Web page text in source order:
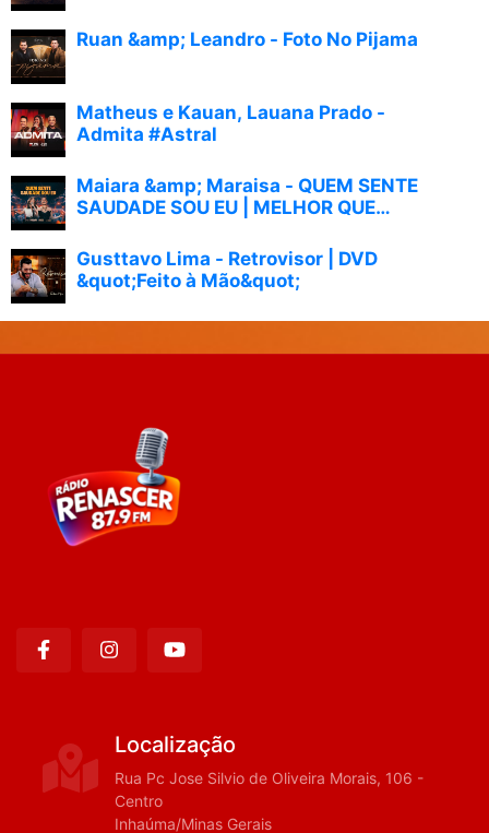
Ruan &amp; Leandro - Foto No Pijama
Matheus e Kauan, Lauana Prado -
Admita #Astral
Maiara &amp; Maraisa - QUEM SENTE
SAUDADE SOU EU | MELHOR QUE
Gusttavo Lima - Retrovisor | DVD
&quot;Feito à Mão&quot;
Localização
Rua Pc Jose Silvio de Oliveira Morais, 106 -
Centro
Inhaúma/Minas Gerais